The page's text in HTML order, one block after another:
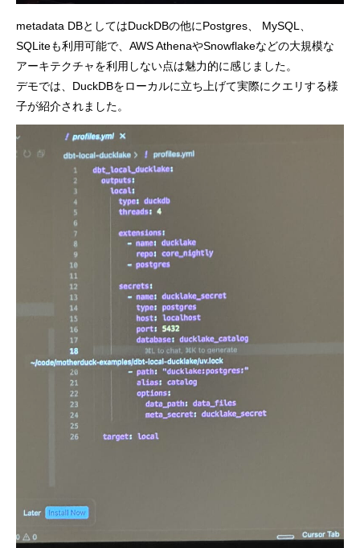
metadata DBとしてはDuckDBの他にPostgres、 MySQL、
SQLiteも利用可能で、AWS AthenaやSnowflakeなどの大規模な
アーキテクチャを利用しない点は魅力的に感じました。
デモでは、DuckDBをローカルに立ち上げて実際にクエリする様
子が紹介されました。